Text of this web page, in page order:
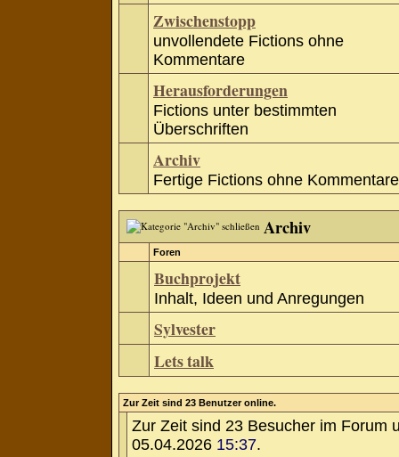
Zwischenstopp
unvollendete Fictions ohne
Kommentare
Herausforderungen
Fictions unter bestimmten
Überschriften
Archiv
Fertige Fictions ohne Kommentare
Archiv
Foren
Buchprojekt
Inhalt, Ideen und Anregungen
Sylvester
Lets talk
Zur Zeit sind 23 Benutzer online.
Zur Zeit sind 23 Besucher im Forum
05.04.2026 15:37.